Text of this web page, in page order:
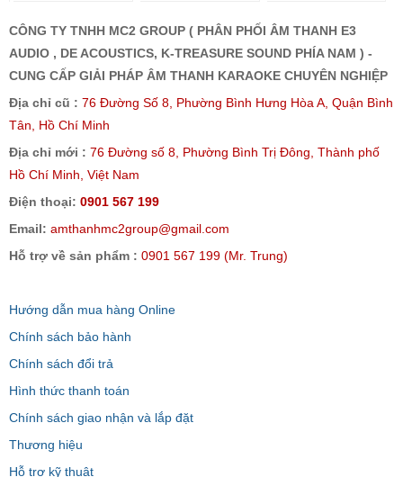
CÔNG TY TNHH MC2 GROUP ( PHÂN PHỐI ÂM THANH E3
AUDIO , DE ACOUSTICS, K-TREASURE SOUND PHÍA NAM ) -
CUNG CẤP GIẢI PHÁP ÂM THANH KARAOKE CHUYÊN NGHIỆP
Địa chỉ cũ : 76 Đường Số 8, Phường Bình Hưng Hòa A, Quận Bình
Tân, Hồ Chí Minh
Địa chỉ mới : 76 Đường số 8, Phường Bình Trị Đông, Thành phố
Hồ Chí Minh, Việt Nam
Điện thoại: 0901 567 199
Email: amthanhmc2group@gmail.com
Hỗ trợ về sản phẩm : 0901 567 199 (Mr. Trung)
Hướng dẫn mua hàng Online
Chính sách bảo hành
Chính sách đổi trả
Hình thức thanh toán
Chính sách giao nhận và lắp đặt
Thương hiệu
Hỗ trợ kỹ thuật